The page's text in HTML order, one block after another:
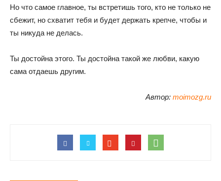
Но что самое главное, ты встретишь того, кто не только не
сбежит, но схватит тебя и будет держать крепче, чтобы и
ты никуда не делась.
Ты достойна этого. Ты достойна такой же любви, какую
сама отдаешь другим.
Автор: moimozg.ru